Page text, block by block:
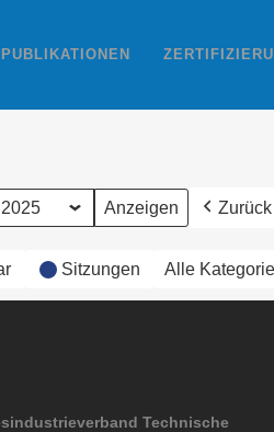
PUBLIKATIONEN
Zurück
Sitzungen Alle
Technische